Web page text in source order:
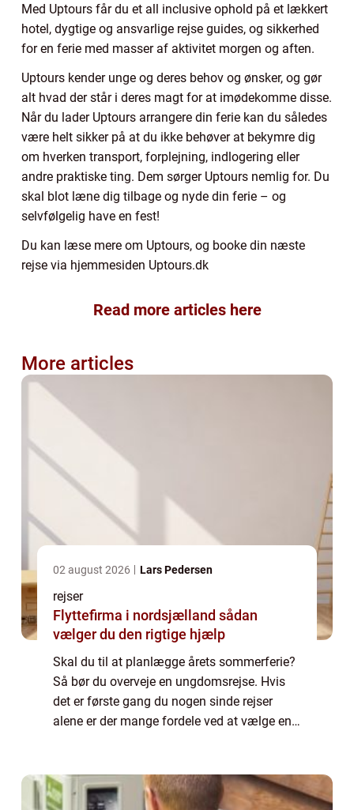
Med Uptours får du et all inclusive ophold på et lækkert
hotel, dygtige og ansvarlige rejse guides, og sikkerhed
for en ferie med masser af aktivitet morgen og aften.
Uptours kender unge og deres behov og ønsker, og gør
alt hvad der står i deres magt for at imødekomme disse.
Når du lader Uptours arrangere din ferie kan du således
være helt sikker på at du ikke behøver at bekymre dig
om hverken transport, forplejning, indlogering eller
andre praktiske ting. Dem sørger Uptours nemlig for. Du
skal blot læne dig tilbage og nyde din ferie – og
selvfølgelig have en fest!
Du kan læse mere om Uptours, og booke din næste
rejse via hjemmesiden Uptours.dk
Read more articles here
More articles
02 august 2026 Lars Pedersen
rejser
Flyttefirma i nordsjælland sådan
vælger du den rigtige hjælp
Skal du til at planlægge årets sommerferie?
Så bør du overveje en ungdomsrejse. Hvis
det er første gang du nogen sinde rejser
alene er der mange fordele ved at vælge en